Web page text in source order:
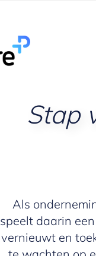
Stap
Als
speelt daarin
vernieuwt en